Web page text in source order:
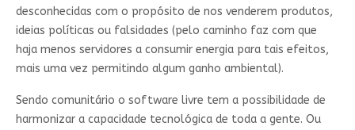
desconhecidas com o propósito de nos venderem produtos,
ideias políticas ou falsidades (pelo caminho faz com que
haja menos servidores a consumir energia para tais efeitos,
mais uma vez permitindo algum ganho ambiental).
Sendo comunitário o software livre tem a possibilidade de
harmonizar a capacidade tecnológica de toda a gente. Ou